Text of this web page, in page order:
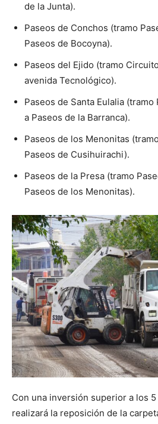
de la Junta).
Paseos de Conchos (tramo
Paseos de Bocoyna).
Paseos del Ejido (tramo
avenida Tecnológico).
Paseos de Santa Eulalia (tramo
a Paseos de la Barranca).
Paseos de los Menonitas
Paseos de Cusihuirachi).
Paseos de la Presa (tramo
Paseos de los Menonitas).
Con una inversión superior a los
realizará la reposición de la